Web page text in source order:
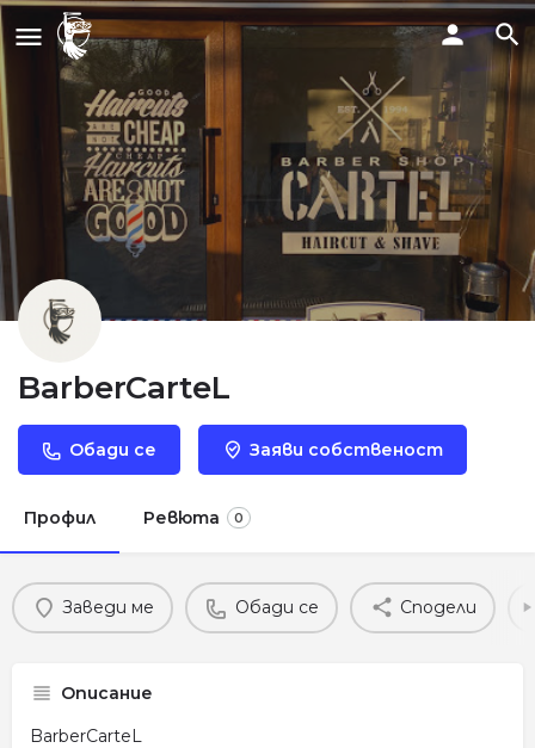
BarberCarteL
Обади се Заяви собственост
Профил Ревюта 0
Заведи ме Обади се Сподели
Описание
BarberCarteL